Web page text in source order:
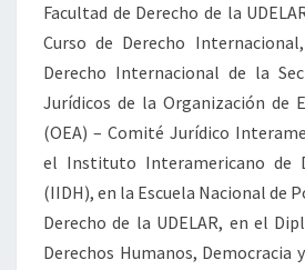
Facultad de Derecho de la
Curso de Derecho
Derecho Internacional de la
Jurídicos de la Organización de
(OEA) – Comité Jurídico
el Instituto Interamericano de
(IIDH), en la Escuela Nacional de
Derecho de la UDELAR, en el
Derechos Humanos, Democracia